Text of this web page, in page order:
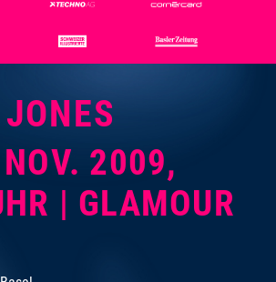
2009,
| GLAMOUR